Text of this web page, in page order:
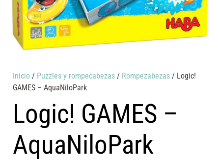
Inicio / Puzzles y rompecabezas / Rompezabezas / Logic!
GAMES – AquaNiloPark
Logic! GAMES –
AquaNiloPark